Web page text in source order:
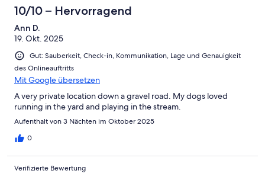
10/10 – Hervorragend
Ann D.
19. Okt. 2025
Gut: Sauberkeit, Check-in, Kommunikation, Lage und Genauigkeit
des Onlineauftritts
Mit Google übersetzen
A very private location down a gravel road. My dogs loved
running in the yard and playing in the stream.
Aufenthalt von 3 Nächten im Oktober 2025
0
Verifizierte Bewertung